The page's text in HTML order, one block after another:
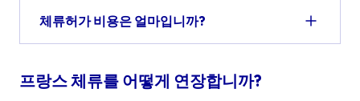
체류허가 비용은 얼마입니까?
프랑스 체류를 어떻게 연장합니까?